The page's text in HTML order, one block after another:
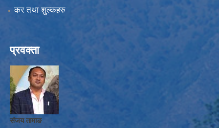
कर तथा शुल्कहरु
प्रवक्ता
संजय तामाङ